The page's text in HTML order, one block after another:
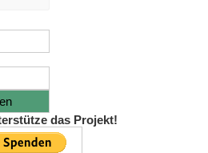
das Projekt!